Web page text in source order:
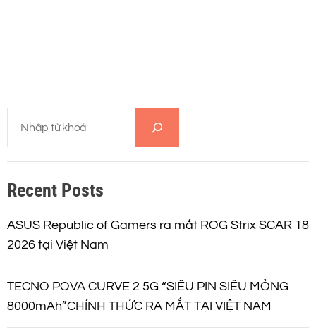
m
i
m
Recent Posts
ASUS Republic of Gamers ra mắt ROG Strix SCAR 18
2026 tại Việt Nam
TECNO POVA CURVE 2 5G “SIÊU PIN SIÊU MỎNG
8000mAh”CHÍNH THỨC RA MẮT TẠI VIỆT NAM